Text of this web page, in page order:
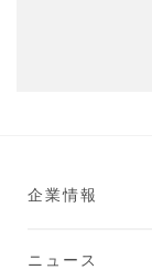
企業情報
ニュース